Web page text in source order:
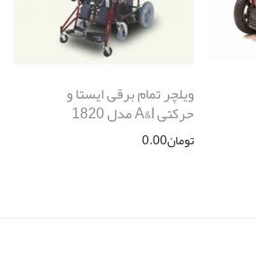
ویلچر تمام برقی ایستا و
حرکتی A&I مدل 1820
تومان0.00